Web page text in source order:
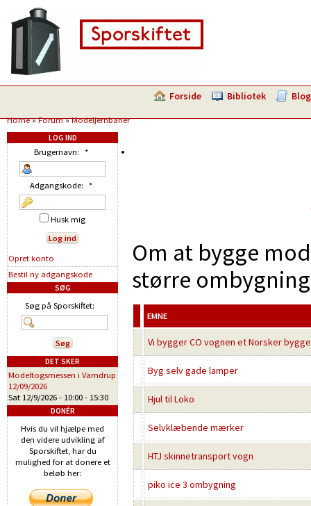
Forside Bibliotek Blog
Home»Forum»Modeljernbaner
Om at bygge
større
EMNE
Vi bygger CO vognen et Norsker
Byg selv gade lamper
Hjul til Loko
Selvklæbende mærker
HTJ skinnetransport vogn
piko ice 3 ombygning
LOG IND
Brugernavn: *
Adgangskode: *
Husk mig
Opret konto
Bestil ny adgangskode
SØG
Søg på Sporskiftet:
DET SKER
Modeltogsmessen i Vamdrup
12/09/2026
Sat 12/9/2026 - 10:00 - 15:30
DONÉR
Hvis du vil hjælpe med
den videre udvikling af
Sporskiftet, har du
mulighed for at donere et
beløb her: